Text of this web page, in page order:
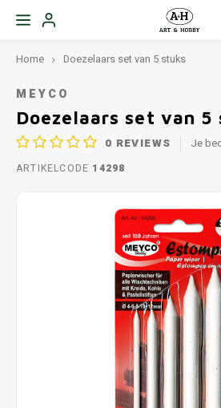
Home Doezelaars set van 5 stuks
MEYCO
Doezelaars set van 5
0 REVIEWS Je
ARTIKELCODE 14298